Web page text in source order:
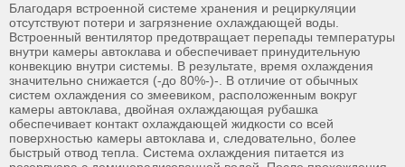
Благодаря встроенной системе хранения и рециркуляции
отсутствуют потери и загрязнение охлаждающей воды.
Встроенный вентилятор предотвращает перепады температуры
внутри камеры автоклава и обеспечивает принудительную
конвекцию внутри системы. В результате, время охлаждения
значительно снижается (-до 80%-)-. В отличие от обычных
систем охлаждения со змеевиком, расположенным вокруг
камеры автоклава, двойная охлаждающая рубашка
обеспечивает контакт охлаждающей жидкости со всей
поверхностью камеры автоклава и, следовательно, более
быстрый отвод тепла. Система охлаждения питается из